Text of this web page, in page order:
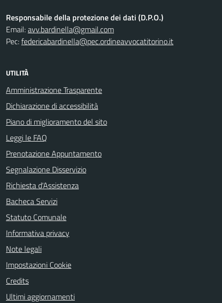
Responsabile della protezione dei dati (D.P.O.)
Email:avv.bardinella@gmail.com
Pec:federicabardinella@pec.ordineavvocatitorino.it
UTILITÀ
Amministrazione Trasparente
Dichiarazione di accessibilità
Piano di miglioramento del sito
Leggi le FAQ
Prenotazione Appuntamento
Segnalazione Disservizio
Richiesta d'Assistenza
Bacheca Servizi
Statuto Comunale
Informativa privacy
Note legali
Impostazioni Cookie
Credits
Ultimi aggiornamenti